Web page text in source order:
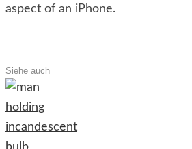
aspect of an iPhone.
Siehe auch